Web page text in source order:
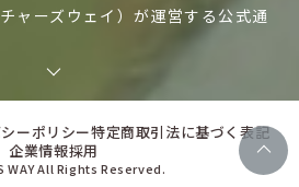
ャーズウェイ）が運営する公式通
品は日本で作る、日本人の肌に
ガニックコスメを目指して研究
県北杜市には「有機JAS認証」を取
料のハーブを育てる自社農場も保
ーポリシー特定商取引法に基づく表記
企業情報採用
WAY All Rights Reserved.